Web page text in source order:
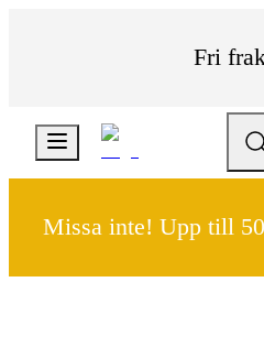
Fri
Missa inte! Upp till